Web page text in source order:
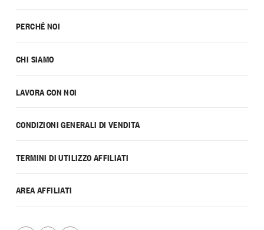
PERCHÉ NOI
CHI SIAMO
LAVORA CON NOI
CONDIZIONI GENERALI DI VENDITA
TERMINI DI UTILIZZO AFFILIATI
AREA AFFILIATI